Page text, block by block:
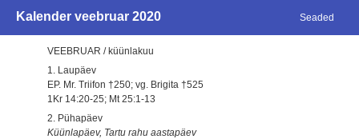
Kalender veebruar 2020 Seaded
VEEBRUAR / küünlakuu
1. Laupäev
EP. Mr. Triifon †250; vg. Brigita †525
1Kr 14:20-25; Mt 25:1-13
2. Pühapäev
Küünlapäev, Tartu rahu aastapäev